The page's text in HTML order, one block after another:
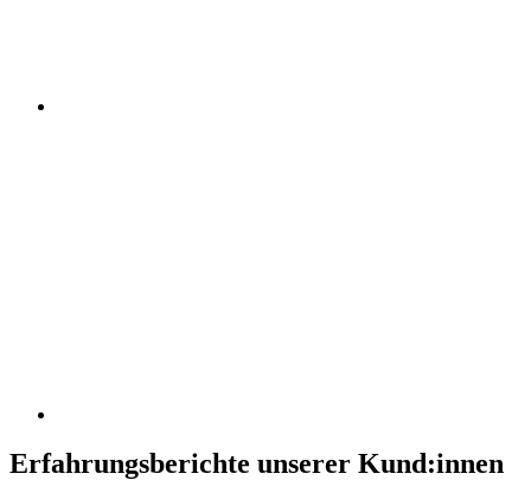
Erfahrungsberichte unserer Kund:innen